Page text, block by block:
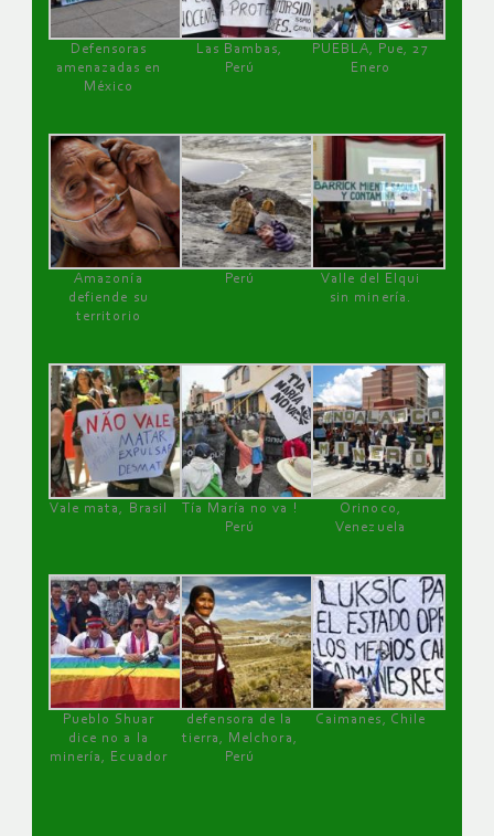
Defensoras
amenazadas en
México
Las Bambas,
Perú
PUEBLA, Pue, 27
Enero
Amazonía
defiende su
territorio
Perú
Valle del Elqui
sin minería.
Vale mata, Brasil
Tía María no va !
Perú
Orinoco,
Venezuela
Pueblo Shuar
dice no a la
minería, Ecuador
defensora de la
tierra, Melchora,
Perú
Caimanes, Chile